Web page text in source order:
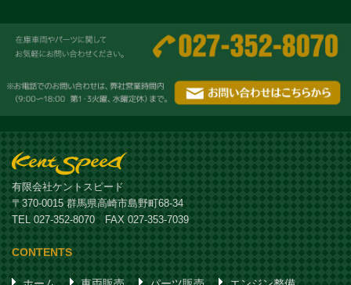
有限会社ケントスピード
〒370-0015 群馬県高崎市島野町68-34
TEL 027-352-8070 FAX 027-353-7039
CONTENTS